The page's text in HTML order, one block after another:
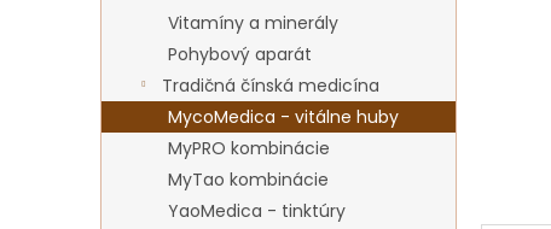
Vitamíny a minerály
Pohybový aparát
Tradičná čínská medicína
MycoMedica - vitálne huby
MyPRO kombinácie
MyTao kombinácie
YaoMedica - tinktúry